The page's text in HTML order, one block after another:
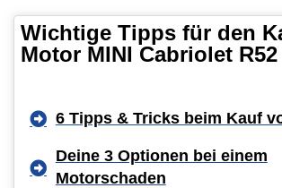
Wichtige Tipps für den
Motor MINI Cabriolet
6 Tipps & Tricks beim Kauf
Deine 3 Optionen bei einem
Motorschaden